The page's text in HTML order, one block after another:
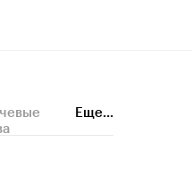
Еще...